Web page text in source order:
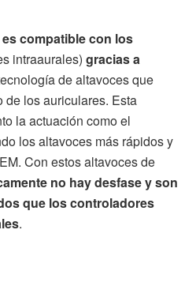
compatible con los
intraaurales) gracias a
de altavoces que
de los auriculares. Esta
la actuación como el
los altavoces más rápidos y
Con estos altavoces de
no hay desfase y son
que los controladores
.